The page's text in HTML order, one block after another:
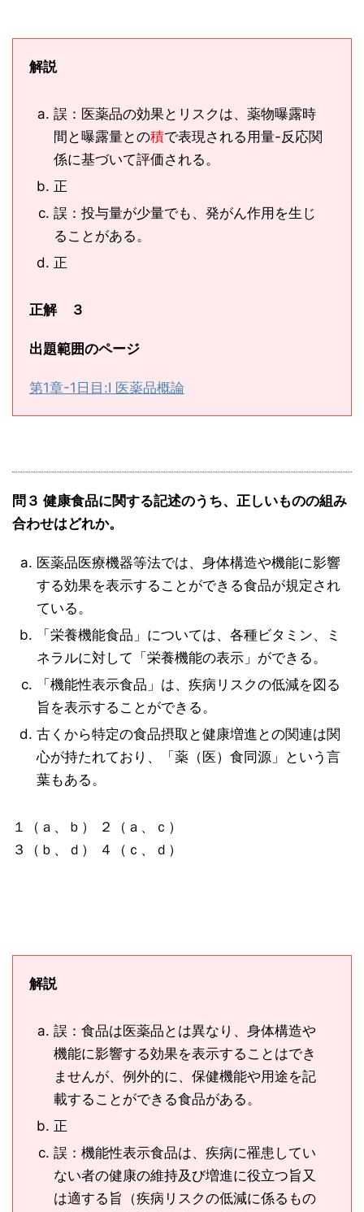
解説
誤：医薬品の効果とリスクは、薬物曝露時
間と曝露量との積で表現される用量-反応関
係に基づいて評価される。
正
誤：投与量が少量でも、発がん作用を生じ
ることがある。
正
正解 ３
出題範囲のページ
第1章-1日目:Ⅰ 医薬品概論
問３ 健康食品に関する記述のうち、正しいものの組み
合わせはどれか。
医薬品医療機器等法では、身体構造や機能に影響
する効果を表示することができる食品が規定され
ている。
「栄養機能食品」については、各種ビタミン、ミ
ネラルに対して「栄養機能の表示」ができる。
「機能性表示食品」は、疾病リスクの低減を図る
旨を表示することができる。
古くから特定の食品摂取と健康増進との関連は関
心が持たれており、「薬（医）食同源」という言
葉もある。
１（ａ、ｂ） ２（ａ、ｃ）
３（ｂ、ｄ） ４（ｃ、ｄ）
解説
誤：食品は医薬品とは異なり、身体構造や
機能に影響する効果を表示することはでき
ませんが、例外的に、保健機能や用途を記
載することができる食品がある。
正
誤：機能性表示食品は、疾病に罹患してい
ない者の健康の維持及び増進に役立つ旨又
は適する旨（疾病リスクの低減に係るもの